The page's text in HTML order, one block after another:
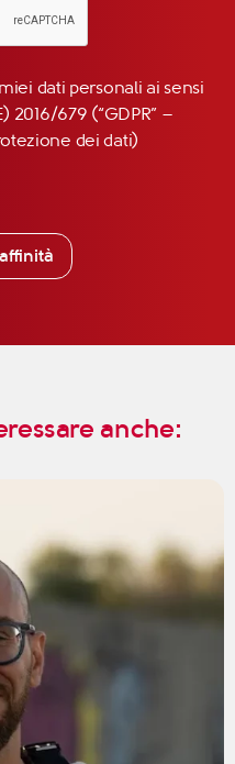
dati personali ai sensi
2016/679 (“GDPR” –
dei dati)
anche: